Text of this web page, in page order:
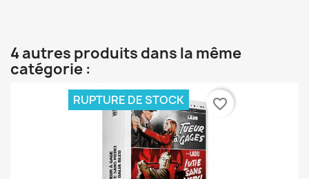
4 autres produits dans la même
catégorie :
RUPTURE DE STOCK favorite_border